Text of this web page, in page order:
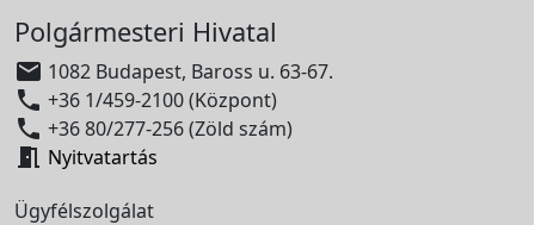
Polgármesteri Hivatal
 1082 Budapest, Baross u. 63-67.
 +36 1/459-2100 (Központ)
 +36 80/277-256 (Zöld szám)
 Nyitvatartás
Ügyfélszolgálat